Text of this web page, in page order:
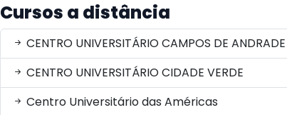
Cursos a distância
CENTRO UNIVERSITÁRIO CAMPOS DE ANDRADE
CENTRO UNIVERSITÁRIO CIDADE VERDE
Centro Universitário das Américas